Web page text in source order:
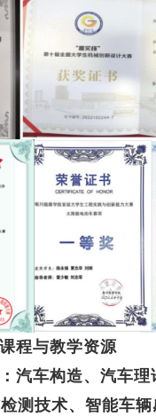
程与教学资源
：汽车构造、汽车理
测技术、智能车